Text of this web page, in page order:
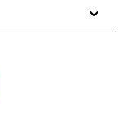
$218.950